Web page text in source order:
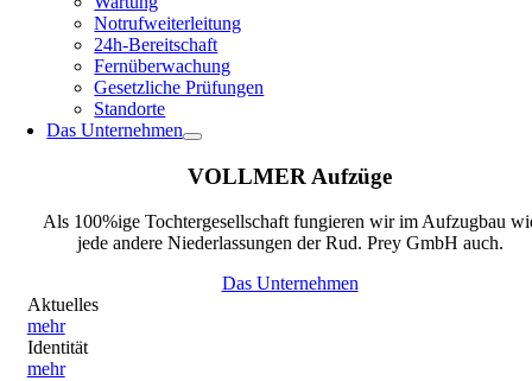
Notrufweiterleitung
24h-Bereitschaft
Fernüberwachung
Gesetzliche Prüfungen
Standorte
Das Unternehmen
VOLLMER Aufzüge
Als 100%ige Tochtergesellschaft fungieren wir im Aufzugbau
jede andere Niederlassungen der Rud. Prey GmbH auch.
Das Unternehmen
Aktuelles
mehr
Identität
mehr